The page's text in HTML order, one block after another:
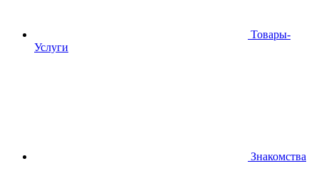
Товары-
Услуги
Знакомства